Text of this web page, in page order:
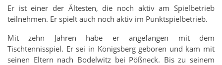
Er ist einer der Ältesten, die noch aktiv am Spielbetrieb
teilnehmen. Er spielt auch noch aktiv im Punktspielbetrieb.
Mit zehn Jahren habe er angefangen mit dem
Tischtennisspiel. Er sei in Königsberg geboren und kam mit
seinen Eltern nach Bodelwitz bei Pößneck. Bis zu seinem